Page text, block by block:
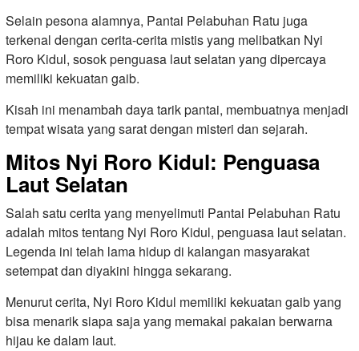
Selain pesona alamnya, Pantai Pelabuhan Ratu juga
terkenal dengan cerita-cerita mistis yang melibatkan Nyi
Roro Kidul, sosok penguasa laut selatan yang dipercaya
memiliki kekuatan gaib.
Kisah ini menambah daya tarik pantai, membuatnya menjadi
tempat wisata yang sarat dengan misteri dan sejarah.
Mitos Nyi Roro Kidul: Penguasa
Laut Selatan
Salah satu cerita yang menyelimuti Pantai Pelabuhan Ratu
adalah mitos tentang Nyi Roro Kidul, penguasa laut selatan.
Legenda ini telah lama hidup di kalangan masyarakat
setempat dan diyakini hingga sekarang.
Menurut cerita, Nyi Roro Kidul memiliki kekuatan gaib yang
bisa menarik siapa saja yang memakai pakaian berwarna
hijau ke dalam laut.